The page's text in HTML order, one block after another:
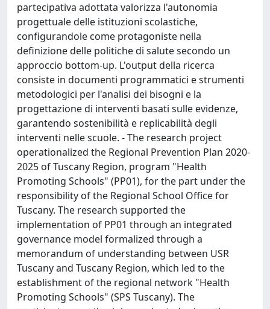
partecipativa adottata valorizza l'autonomia
progettuale delle istituzioni scolastiche,
configurandole come protagoniste nella
definizione delle politiche di salute secondo un
approccio bottom-up. L'output della ricerca
consiste in documenti programmatici e strumenti
metodologici per l'analisi dei bisogni e la
progettazione di interventi basati sulle evidenze,
garantendo sostenibilità e replicabilità degli
interventi nelle scuole. - The research project
operationalized the Regional Prevention Plan 2020-
2025 of Tuscany Region, program "Health
Promoting Schools" (PP01), for the part under the
responsibility of the Regional School Office for
Tuscany. The research supported the
implementation of PP01 through an integrated
governance model formalized through a
memorandum of understanding between USR
Tuscany and Tuscany Region, which led to the
establishment of the regional network "Health
Promoting Schools" (SPS Tuscany). The